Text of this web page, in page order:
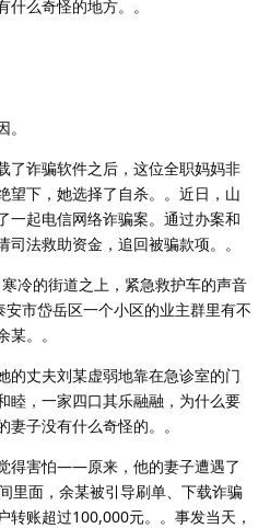
么奇怪的地方。。
了诈骗软件之后，这位全职妈妈非
望下，她选择了自杀。。近日，山
一起电信网络诈骗案。通过办案和
法救助资金，追回被骗款项。。
冷的街道之上，紧急救护车的声音
安市岱岳区一个小区的业主群里有不
。。
的丈夫刘某虚弱地靠在急诊室的门
睦，一家四口其乐融融，为什么要
子没有什么奇怪的。。
得害怕——原来，他的妻子遭遇了
里面，余某被引导刷单、下载诈骗
转账超过100,000元。。事发当天，